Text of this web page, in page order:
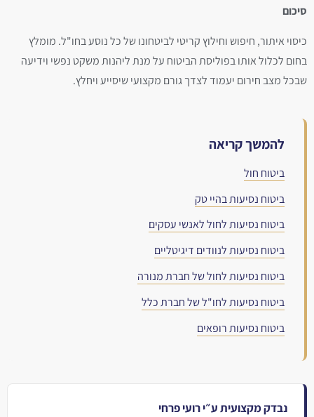
סיכום
כיסוי איתור, חיפוש וחילוץ קריטי לביטחונו של כל נוסע בחו"ל. מומלץ
בחום לכלול אותו בפוליסת הביטוח על מנת ליהנות משקט נפשי וידיעה
שבכל מצב חירום יעמוד לצדך גורם מקצועי שיסייע ויחלץ.
להמשך קריאה
ביטוח חול
ביטוח נסיעות בהיי טק
ביטוח נסיעות לחול לאנשי עסקים
ביטוח נסיעות לנוודים דיגיטליים
ביטוח נסיעות לחול של חברת מנורה
ביטוח נסיעות לחו"ל של חברת כלל
ביטוח נסיעות רופאים
נבדק מקצועית ע״י רועי פרחי